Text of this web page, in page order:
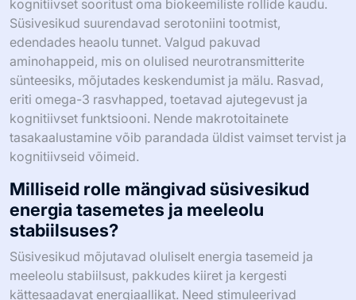
kognitiivset sooritust oma biokeemiliste rollide kaudu.
Süsivesikud suurendavad serotoniini tootmist,
edendades heaolu tunnet. Valgud pakuvad
aminohappeid, mis on olulised neurotransmitterite
sünteesiks, mõjutades keskendumist ja mälu. Rasvad,
eriti omega-3 rasvhapped, toetavad ajutegevust ja
kognitiivset funktsiooni. Nende makrotoitainete
tasakaalustamine võib parandada üldist vaimset tervist ja
kognitiivseid võimeid.
Milliseid rolle mängivad süsivesikud
energia tasemetes ja meeleolu
stabiilsuses?
Süsivesikud mõjutavad oluliselt energia tasemeid ja
meeleolu stabiilsust, pakkudes kiiret ja kergesti
kättesaadavat energiaallikat. Need stimuleerivad